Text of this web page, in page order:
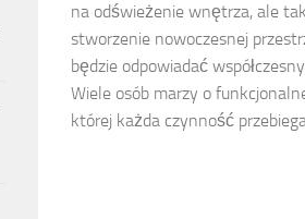
na odświeżenie wnętrza, ale
stworzenie nowoczesnej
będzie odpowiadać
Wiele osób marzy o
której każda czynność